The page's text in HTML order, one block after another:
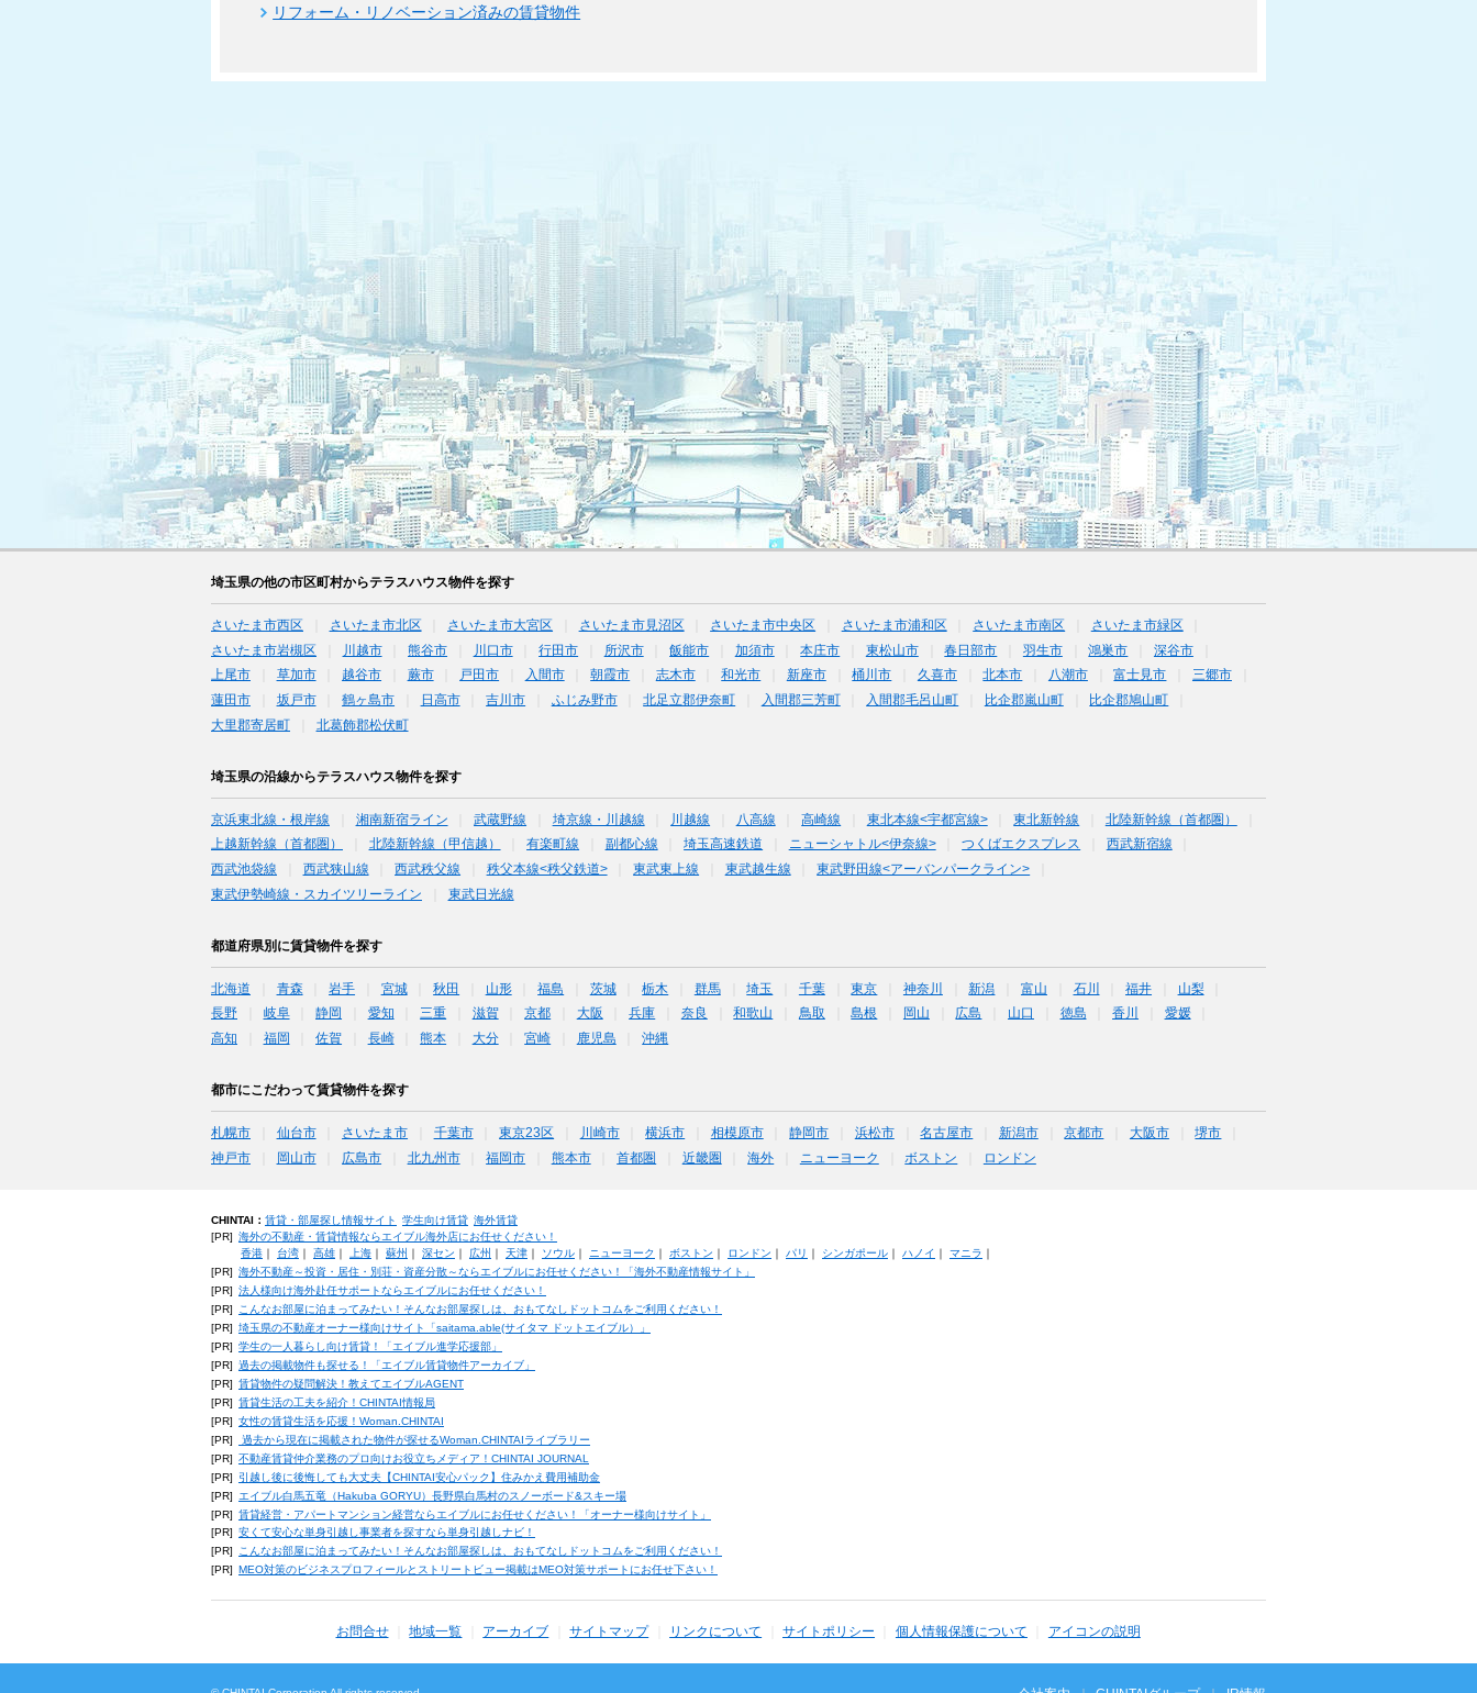
リフォーム・リノベーション済みの賃貸物件
埼玉県の他の市区町村からテラスハウス物件を探す
さいたま市西区 さいたま市北区 さいたま市大宮区 さいたま市見沼区 さいたま市中央区 さいたま市浦和区 さいたま市南区
さいたま市緑区
さいたま市岩槻区
川越市 熊谷市 川口市 行田市 所沢市 飯能市 加須市 本庄市 東松山市 春日部市 羽生市 鴻巣市
深谷市
上尾市
草加市 越谷市 蕨市 戸田市 入間市 朝霞市 志木市 和光市 新座市 桶川市 久喜市 北本市 八潮市 富士見市
三郷市
蓮田市
坂戸市 鶴ヶ島市 日高市 吉川市 ふじみ野市 北足立郡伊奈町 入間郡三芳町 入間郡毛呂山町 比企郡嵐山町
比企郡鳩山町
大里郡寄居町
北葛飾郡松伏町
埼玉県の沿線からテラスハウス物件を探す
京浜東北線・根岸線 湘南新宿ライン 武蔵野線 埼京線・川越線 川越線 八高線 高崎線 東北本線<宇都宮線> 東北新幹線
北陸新幹線（首都圏）
上越新幹線（首都圏）
北陸新幹線（甲信越） 有楽町線 副都心線 埼玉高速鉄道 ニューシャトル<伊奈線> つくばエクスプレス
西武新宿線
西武池袋線
西武狭山線 西武秩父線 秩父本線<秩父鉄道> 東武東上線 東武越生線
東武野田線<アーバンパークライン>
東武伊勢崎線・スカイツリーライン
東武日光線
都道府県別に賃貸物件を探す
北海道 青森 岩手 宮城 秋田 山形 福島 茨城 栃木 群馬 埼玉 千葉 東京 神奈川 新潟 富山 石川 福井
山梨
長野
岐阜 静岡 愛知 三重 滋賀 京都 大阪 兵庫 奈良 和歌山 鳥取 島根 岡山 広島 山口 徳島 香川
愛媛
高知
福岡 佐賀 長崎 熊本 大分 宮崎 鹿児島 沖縄
都市にこだわって賃貸物件を探す
札幌市 仙台市 さいたま市 千葉市 東京23区 川崎市 横浜市 相模原市 静岡市 浜松市 名古屋市 新潟市 京都市 大阪市
堺市
神戸市
岡山市 広島市 北九州市 福岡市 熊本市 首都圏 近畿圏 海外 ニューヨーク ボストン ロンドン
CHINTAI： 賃貸・部屋探し情報サイト 学生向け賃貸 海外賃貸
[PR] 海外の不動産・賃貸情報ならエイブル海外店にお任せください！
香港｜ 台湾｜ 高雄｜ 上海｜ 蘇州 ｜ 深セン ｜ 広州 ｜ 天津｜ ソウル｜ ニューヨーク ｜ ボストン ｜ ロンドン ｜ パリ ｜ シンガポール｜ ハノイ ｜ マニラ ｜
[PR] 海外不動産～投資・居住・別荘・資産分散～ならエイブルにお任せください！「海外不動産情報サイト」
[PR] 法人様向け海外赴任サポートならエイブルにお任せください！
[PR]
こんなお部屋に泊まってみたい！そんなお部屋探しは、おもてなしドットコムをご利用ください！
[PR] 埼玉県の不動産オーナー様向けサイト「saitama.able(サイタマ ドットエイブル）」
[PR] 学生の一人暮らし向け賃貸！「エイブル進学応援部」
[PR] 過去の掲載物件も探せる！「エイブル賃貸物件アーカイブ」
[PR] 賃貸物件の疑問解決！教えてエイブルAGENT
[PR] 賃貸生活の工夫を紹介！CHINTAI情報局
[PR] 女性の賃貸生活を応援！Woman.CHINTAI
[PR]
過去から現在に掲載された物件が探せるWoman.CHINTAIライブラリー
[PR] 不動産賃貸仲介業務のプロ向けお役立ちメディア！CHINTAI JOURNAL
[PR]
引越し後に後悔しても大丈夫【CHINTAI安心パック】住みかえ費用補助金
[PR]
エイブル白馬五竜（Hakuba GORYU）長野県白馬村のスノーボード&スキー場
[PR] 賃貸経営・アパートマンション経営ならエイブルにお任せください！「オーナー様向けサイト」
[PR] 安くて安心な単身引越し事業者を探すなら単身引越しナビ！
[PR]
こんなお部屋に泊まってみたい！そんなお部屋探しは、おもてなしドットコムをご利用ください！
[PR]
MEO対策のビジネスプロフィールとストリートビュー掲載はMEO対策サポートにお任せ下さい！
お問合せ 地域一覧 アーカイブ サイトマップ リンクについて サイトポリシー 個人情報保護について アイコンの説明